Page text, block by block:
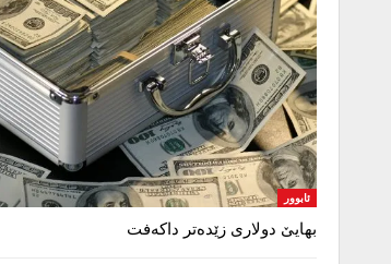
ئابوور
بهایێ دولاری زێدەتر داکەفت